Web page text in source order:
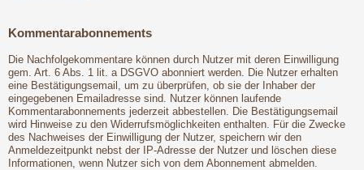
Kommentarabonnements
Die Nachfolgekommentare können durch Nutzer mit deren Einwilligung
gem. Art. 6 Abs. 1 lit. a DSGVO abonniert werden. Die Nutzer erhalten
eine Bestätigungsemail, um zu überprüfen, ob sie der Inhaber der
eingegebenen Emailadresse sind. Nutzer können laufende
Kommentarabonnements jederzeit abbestellen. Die Bestätigungsemail
wird Hinweise zu den Widerrufsmöglichkeiten enthalten. Für die Zwecke
des Nachweises der Einwilligung der Nutzer, speichern wir den
Anmeldezeitpunkt nebst der IP-Adresse der Nutzer und löschen diese
Informationen, wenn Nutzer sich von dem Abonnement abmelden.